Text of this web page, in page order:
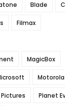
Blade
Filmax
MagicBox
Motorola
Planet